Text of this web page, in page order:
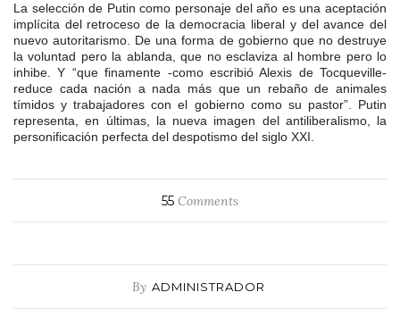
La selección de Putin como personaje del año es una aceptación
implícita del retroceso de la democracia liberal y del avance del
nuevo autoritarismo. De una forma de gobierno que no destruye
la voluntad pero la ablanda, que no esclaviza al hombre pero lo
inhibe. Y “que finamente -como escribió Alexis de Tocqueville-
reduce cada nación a nada más que un rebaño de animales
tímidos y trabajadores con el gobierno como su pastor”. Putin
representa, en últimas, la nueva imagen del antiliberalismo, la
personificación perfecta del despotismo del siglo XXI.
55 Comments
By ADMINISTRADOR